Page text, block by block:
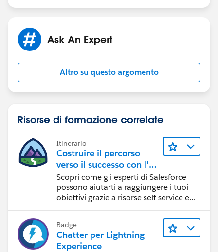
Ashish
Ask An Expert
Altro su questo argomento
Risorse di formazione correlate
Itinerario
Costruire il percorso
verso il successo con l'IA
con Salesforce
Scopri come gli esperti di Salesforce
possono aiutarti a raggiungere i tuoi
obiettivi grazie a risorse self-service e
Badge
Chatter per Lightning
Experience